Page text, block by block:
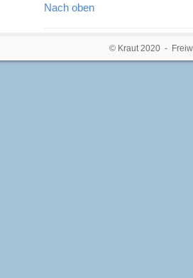
Nach oben
© Kraut 2020 -